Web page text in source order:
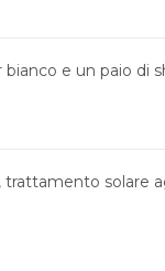
bianco e un paio di
trattamento solare